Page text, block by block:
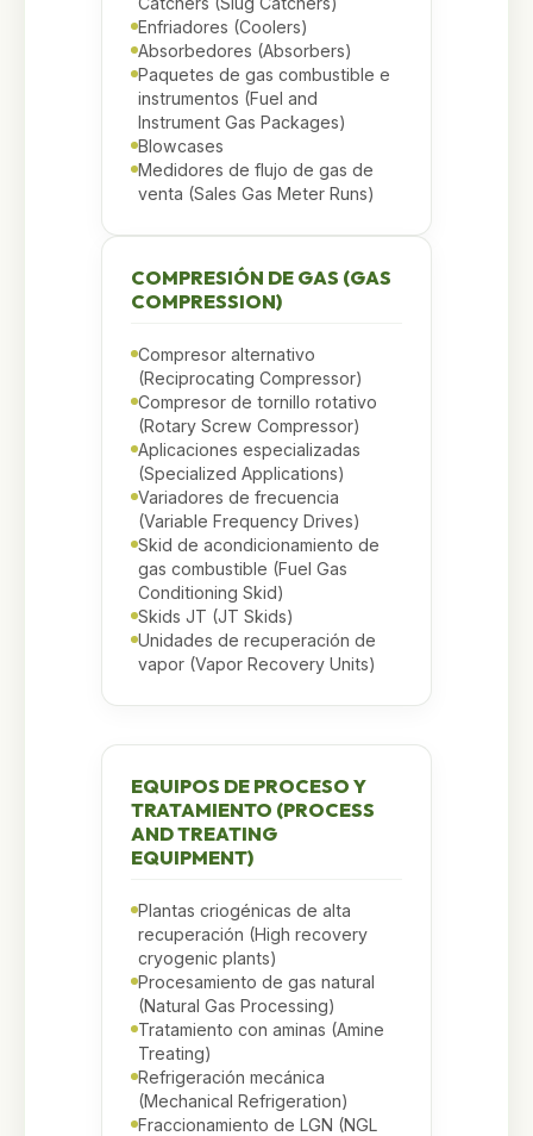
Enfriadores (Coolers)
Absorbedores (Absorbers)
Paquetes de gas combustible e
instrumentos (Fuel and
Instrument Gas Packages)
Blowcases
Medidores de flujo de gas de
venta (Sales Gas Meter Runs)
COMPRESIÓN DE GAS (GAS
COMPRESSION)
Compresor alternativo
(Reciprocating Compressor)
Compresor de tornillo rotativo
(Rotary Screw Compressor)
Aplicaciones especializadas
(Specialized Applications)
Variadores de frecuencia
(Variable Frequency Drives)
Skid de acondicionamiento de
gas combustible (Fuel Gas
Conditioning Skid)
Skids JT (JT Skids)
Unidades de recuperación de
vapor (Vapor Recovery Units)
EQUIPOS DE PROCESO Y
TRATAMIENTO (PROCESS
AND TREATING
EQUIPMENT)
Plantas criogénicas de alta
recuperación (High recovery
cryogenic plants)
Procesamiento de gas natural
(Natural Gas Processing)
Tratamiento con aminas (Amine
Treating)
Refrigeración mecánica
(Mechanical Refrigeration)
Fraccionamiento de LGN (NGL